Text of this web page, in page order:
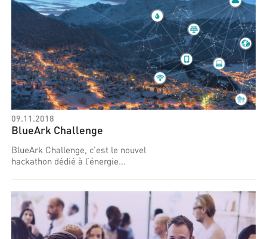
09.11.2018
BlueArk Challenge
BlueArk Challenge, c’est le nouvel
hackathon dédié à l’énergie...